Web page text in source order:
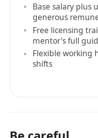
Base salary plus
generous
Free licensing
mentor's full
Flexible working
shifts